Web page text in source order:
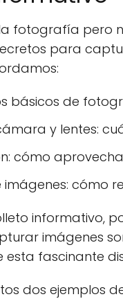
fotografía pero
para
básicos de
y lentes:
cómo
imágenes: cómo
informativo,
imágenes
esta fascinante
dos ejemplos